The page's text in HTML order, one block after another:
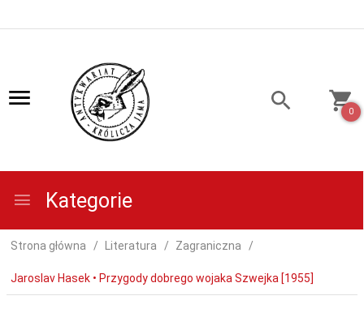
0
Kategorie
Strona główna Literatura Zagraniczna
Jaroslav Hasek • Przygody dobrego wojaka Szwejka [1955]